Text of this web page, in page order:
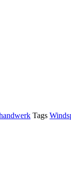
Tags